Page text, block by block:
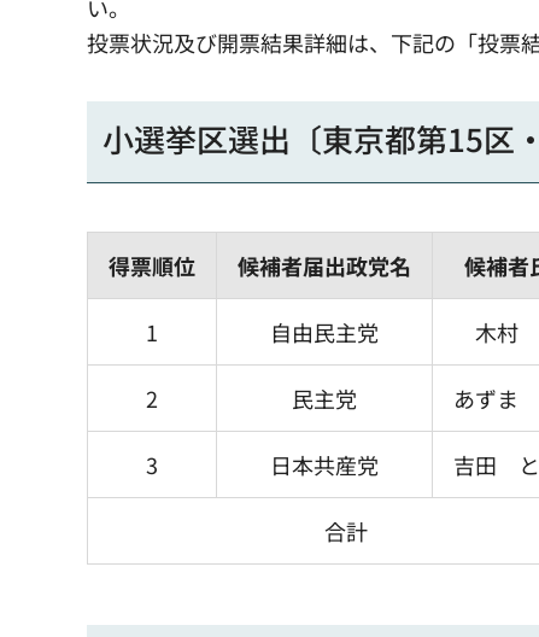
い。
投票状況及び開票結果詳細は、下記の「投票
小選挙区選出〔東京都第15区
得票順位 候補者届出政党名 候補者
1 自由民主党 木村
2 民主党 あずま
3 日本共産党 吉田
合計